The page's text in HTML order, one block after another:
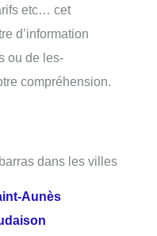
etc… cet
d’information
ou de les-
compréhension.
dans les villes
Aunès